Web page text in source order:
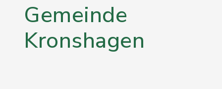
Gemeinde
Kronshagen